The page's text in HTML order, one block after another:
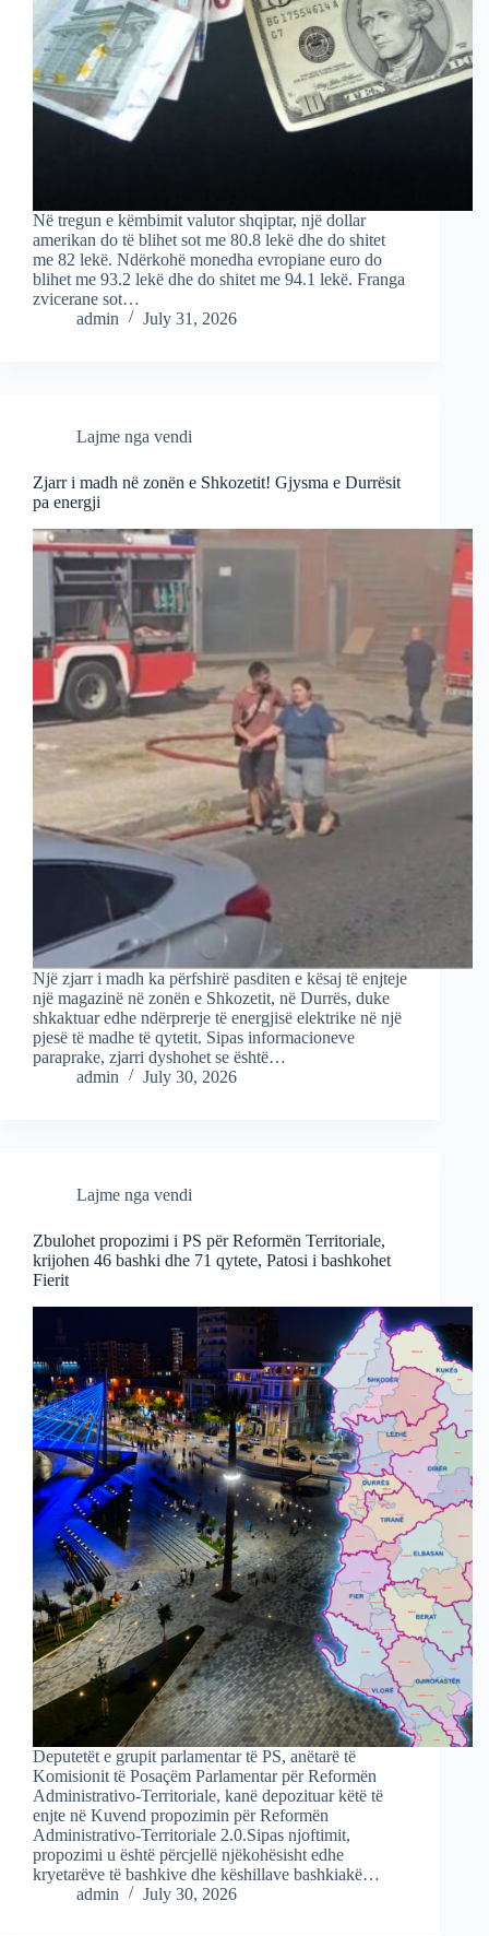
Në tregun e këmbimit valutor shqiptar, një dollar
amerikan do të blihet sot me 80.8 lekë dhe do shitet
me 82 lekë. Ndërkohë monedha evropiane euro do
blihet me 93.2 lekë dhe do shitet me 94.1 lekë. Franga
zvicerane sot…
admin
July 31, 2026
Lajme nga vendi
Zjarr i madh në zonën e Shkozetit! Gjysma e Durrësit
pa energji
Një zjarr i madh ka përfshirë pasditen e kësaj të enjteje
një magazinë në zonën e Shkozetit, në Durrës, duke
shkaktuar edhe ndërprerje të energjisë elektrike në një
pjesë të madhe të qytetit. Sipas informacioneve
paraprake, zjarri dyshohet se është…
admin
July 30, 2026
Lajme nga vendi
Zbulohet propozimi i PS për Reformën Territoriale,
krijohen 46 bashki dhe 71 qytete, Patosi i bashkohet
Fierit
Deputetët e grupit parlamentar të PS, anëtarë të
Komisionit të Posaçëm Parlamentar për Reformën
Administrativo-Territoriale, kanë depozituar këtë të
enjte në Kuvend propozimin për Reformën
Administrativo-Territoriale 2.0.Sipas njoftimit,
propozimi u është përcjellë njëkohësisht edhe
kryetarëve të bashkive dhe këshillave bashkiakë…
admin
July 30, 2026